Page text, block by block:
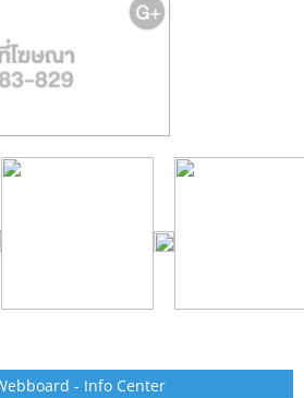
- Info Center